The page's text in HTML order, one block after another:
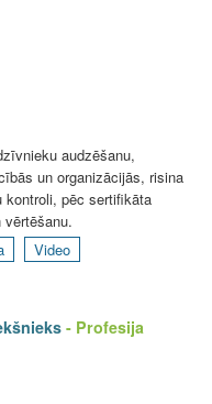
audzēšanu,
un organizācijās, risina
kontroli, pēc sertifikāta
Video
- Profesija